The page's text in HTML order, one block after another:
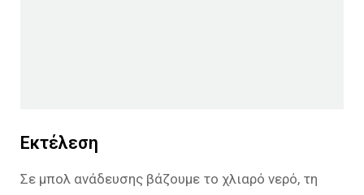
Εκτέλεση
Σε μπολ ανάδευσης βάζουμε το χλιαρό νερό, τη